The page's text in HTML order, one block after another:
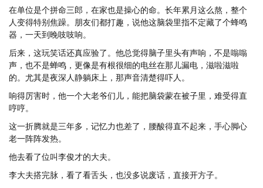
在单位是个拼命三郎，在家也是操心的命。长年累月这么熬，整个
人变得特别焦躁。朋友们都打趣，说他这脑袋里指不定藏了个蜂鸣
器，一天到晚吱吱响。
后来，这玩笑话还真应验了。他总觉得脑子里头有声响，不是嗡嗡
声，也不是蝉鸣，更像是有根很细的电丝在那儿漏电，滋啦滋啦
的。尤其是夜深人静躺床上，那声音清楚得吓人。
响得厉害时，他一个大老爷们儿，能把脑袋蒙在被子里，难受得直
哼哼。
这一折腾就是三年多，记忆力也差了，腰酸得直不起来，手心脚心
老一阵阵发热。
他去看了位叫李俊才的大夫。
李大夫搭完脉，看了看舌头，也没多说废话，直接开方子。